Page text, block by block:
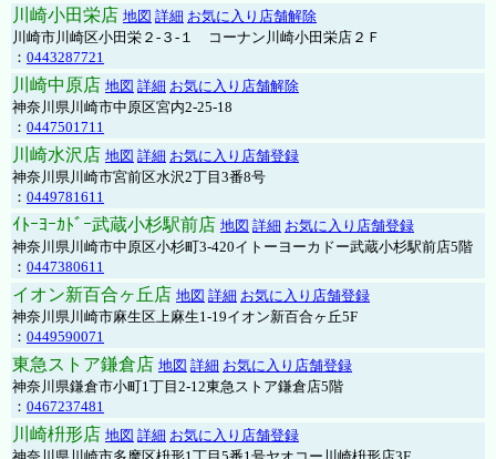
川崎小田栄店 地図 詳細 お気に入り店舗解除
川崎市川崎区小田栄２‐３‐１ コーナン川崎小田栄店２Ｆ
： 0443287721
川崎中原店 地図 詳細 お気に入り店舗解除
神奈川県川崎市中原区宮内2-25-18
： 0447501711
川崎水沢店 地図 詳細 お気に入り店舗登録
神奈川県川崎市宮前区水沢2丁目3番8号
： 0449781611
ｲﾄｰﾖｰｶﾄﾞｰ武蔵小杉駅前店 地図 詳細 お気に入り店舗登録
神奈川県川崎市中原区小杉町3-420イトーヨーカドー武蔵小杉駅前店5階
： 0447380611
イオン新百合ヶ丘店 地図 詳細 お気に入り店舗登録
神奈川県川崎市麻生区上麻生1-19イオン新百合ヶ丘5F
： 0449590071
東急ストア鎌倉店 地図 詳細 お気に入り店舗登録
神奈川県鎌倉市小町1丁目2-12東急ストア鎌倉店5階
： 0467237481
川崎枡形店 地図 詳細 お気に入り店舗登録